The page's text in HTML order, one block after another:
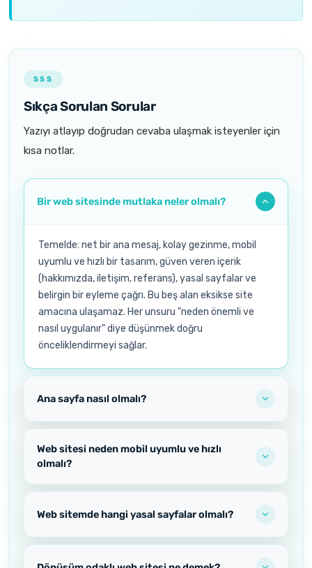
SSS
Sıkça Sorulan Sorular
Yazıyı atlayıp doğrudan cevaba ulaşmak isteyenler için
kısa notlar.
Bir web sitesinde mutlaka neler olmalı?
Temelde: net bir ana mesaj, kolay gezinme, mobil
uyumlu ve hızlı bir tasarım, güven veren içerik
(hakkımızda, iletişim, referans), yasal sayfalar ve
belirgin bir eyleme çağrı. Bu beş alan eksikse site
amacına ulaşamaz. Her unsuru "neden önemli ve
nasıl uygulanır" diye düşünmek doğru
önceliklendirmeyi sağlar.
Ana sayfa nasıl olmalı?
Web sitesi neden mobil uyumlu ve hızlı
olmalı?
Web sitemde hangi yasal sayfalar olmalı?